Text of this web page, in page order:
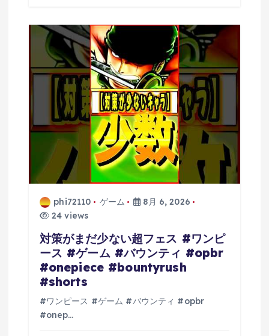
phi72110 ゲーム
8月 6, 2026
24 views
対策がまだ少ない超フェス #ワンピ
ース #ゲーム #バウンティ #opbr
#onepiece #bountyrush
#shorts
#ワンピース #ゲーム #バウンティ #opbr
#onep…